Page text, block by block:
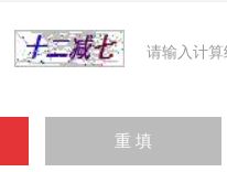
请输入计